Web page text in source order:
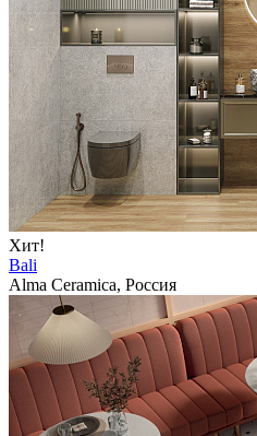
Хит!
Bali
Alma Ceramica, Россия